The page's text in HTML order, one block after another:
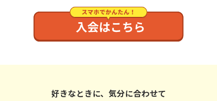
好きなときに、気分に合わせて